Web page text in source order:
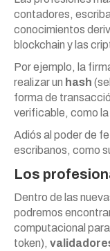
contadores,
conocimientos
blockchain y las
Por ejemplo, la
realizar un hash
forma de
verificable, como
Adiós al poder de
escribanos, como
Los
Dentro de las
podremos
computacional
token),